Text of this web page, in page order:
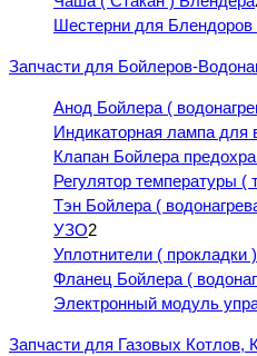
Шестерни для
Запчасти для Бойлеров-
Анод Бойлера (
Индикаторная лампа для
Клапан Бойлера
Регулятор температуры (
Тэн Бойлера (
УЗО2
Уплотнители ( прокладки
Фланец Бойлера (
Электронный модуль
Запчасти для Газовых Котлов,